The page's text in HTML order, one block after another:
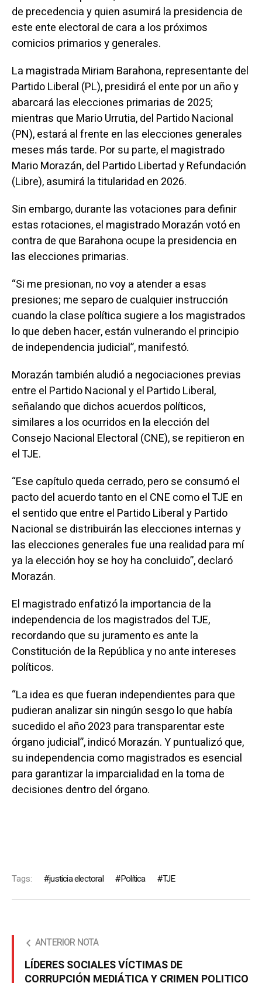
de precedencia y quien asumirá la presidencia de
este ente electoral de cara a los próximos
comicios primarios y generales.
La magistrada Miriam Barahona, representante del
Partido Liberal (PL), presidirá el ente por un año y
abarcará las elecciones primarias de 2025;
mientras que Mario Urrutia, del Partido Nacional
(PN), estará al frente en las elecciones generales
meses más tarde. Por su parte, el magistrado
Mario Morazán, del Partido Libertad y Refundación
(Libre), asumirá la titularidad en 2026.
Sin embargo, durante las votaciones para definir
estas rotaciones, el magistrado Morazán votó en
contra de que Barahona ocupe la presidencia en
las elecciones primarias.
“Si me presionan, no voy a atender a esas
presiones; me separo de cualquier instrucción
cuando la clase política sugiere a los magistrados
lo que deben hacer, están vulnerando el principio
de independencia judicial”, manifestó.
Morazán también aludió a negociaciones previas
entre el Partido Nacional y el Partido Liberal,
señalando que dichos acuerdos políticos,
similares a los ocurridos en la elección del
Consejo Nacional Electoral (CNE), se repitieron en
el TJE.
“Ese capítulo queda cerrado, pero se consumó el
pacto del acuerdo tanto en el CNE como el TJE en
el sentido que entre el Partido Liberal y Partido
Nacional se distribuirán las elecciones internas y
las elecciones generales fue una realidad para mí
ya la elección hoy se hoy ha concluido”, declaró
Morazán.
El magistrado enfatizó la importancia de la
independencia de los magistrados del TJE,
recordando que su juramento es ante la
Constitución de la República y no ante intereses
políticos.
“La idea es que fueran independientes para que
pudieran analizar sin ningún sesgo lo que había
sucedido el año 2023 para transparentar este
órgano judicial”, indicó Morazán. Y puntualizó que,
su independencia como magistrados es esencial
para garantizar la imparcialidad en la toma de
decisiones dentro del órgano.
Tags: justicia electoral Política TJE
ANTERIOR NOTA
LÍDERES SOCIALES VÍCTIMAS DE
CORRUPCIÓN MEDIÁTICA Y CRIMEN POLITICO